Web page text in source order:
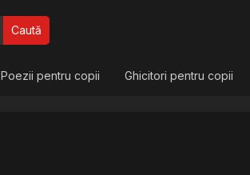
Caută
Poezii pentru copii Ghicitori pentru copii